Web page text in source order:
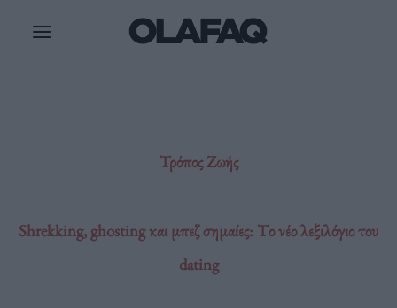
Τρόπος Ζωής
Shrekking, ghosting και μπεζ σημαίες: Tο νέο λεξιλόγιο του
dating